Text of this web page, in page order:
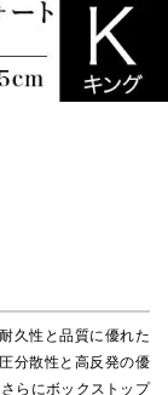
久性と品質に優れた
分散性と高反発の優
らにボックストップ